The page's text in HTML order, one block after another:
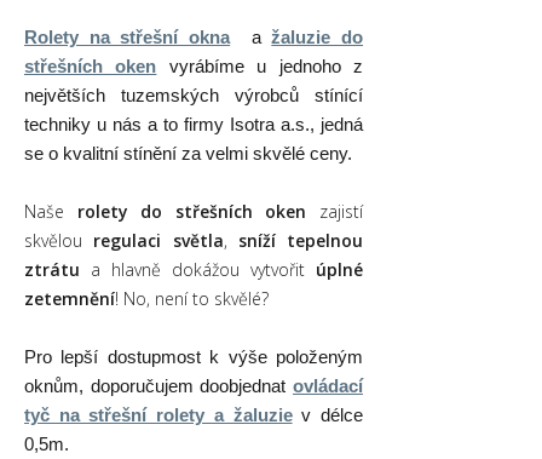
Rolety na střešní oknaažaluzie do
střešních oken vyrábíme u jednoho z
největších tuzemských výrobců stínící
techniky u nás a to firmy Isotra a.s., jedná
se o kvalitní stínění za velmi skvělé ceny.
Naše rolety do střešních oken zajistí
skvělou regulaci světla, sníží tepelnou
ztrátu a hlavně dokážou vytvořit úplné
zetemnění! No, není to skvělé?
Pro lepší dostupmost k výše položeným
oknům, doporučujem doobjednat ovládací
tyč na střešní rolety a žaluziev délce
0,5m.